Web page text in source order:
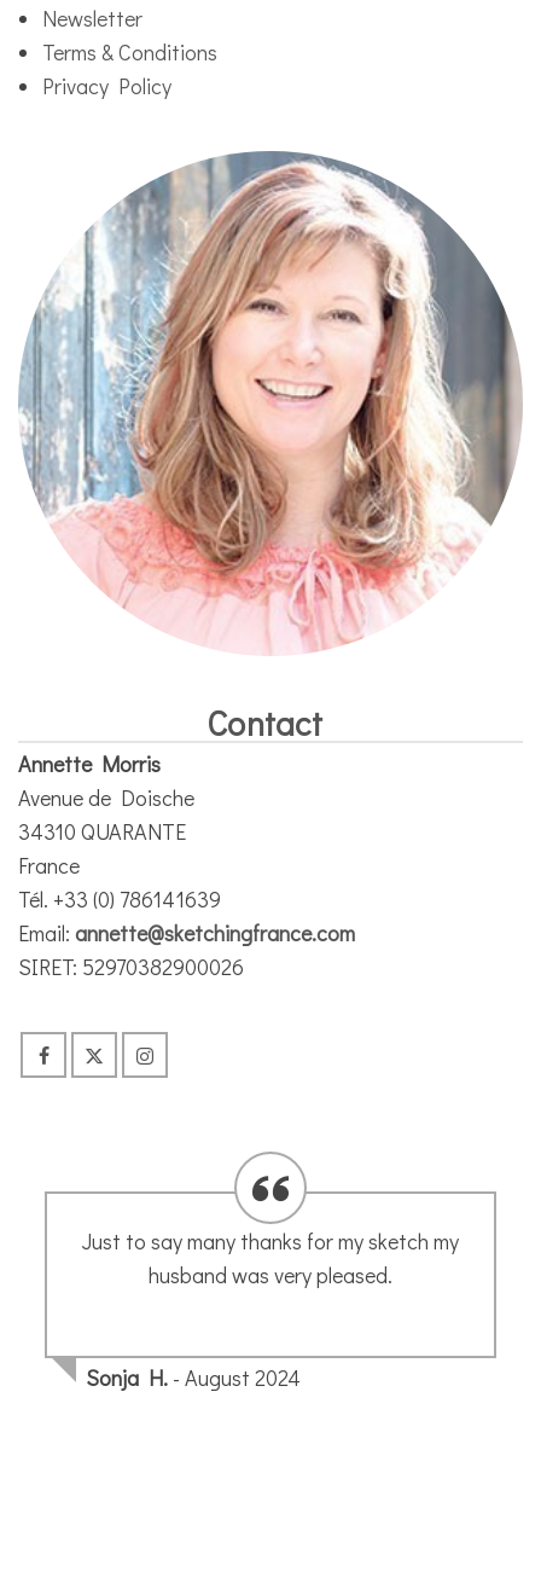
Newsletter
Terms & Conditions
Privacy Policy
Contact
Annette Morris
Avenue de Doische
34310 QUARANTE
France
Tél. +33 (0) 786141639
Email: annette@sketchingfrance.com
SIRET: 52970382900026
Nous avons passé un week-end formidable
avec Annette à Bizes Minervois les 17 et 18
exercices très variés et nous a fait